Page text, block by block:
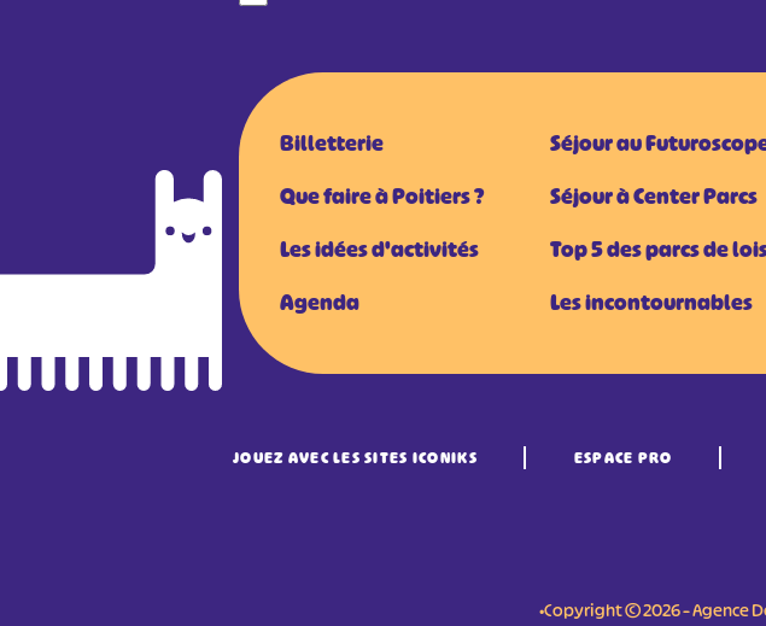
Billetterie
Que faire à Poitiers ?
Les idées d'activités
Agenda
Séjour au
Séjour à Center Parcs
Top 5 des parcs de
Les incontournables
JOUEZ AVEC LES SITES ICONIKS ESPACE PRO
•Copyright © 2026 – Agence